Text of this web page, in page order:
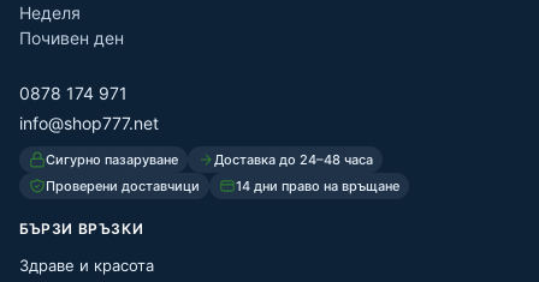
Неделя
Почивен ден
0878 174 971
info@shop777.net
Сигурно пазаруване
Доставка до 24–48 часа
Проверени доставчици
14 дни право на връщане
БЪРЗИ ВРЪЗКИ
Здраве и красота